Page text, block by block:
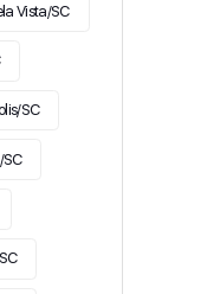
Vista/SC
SC